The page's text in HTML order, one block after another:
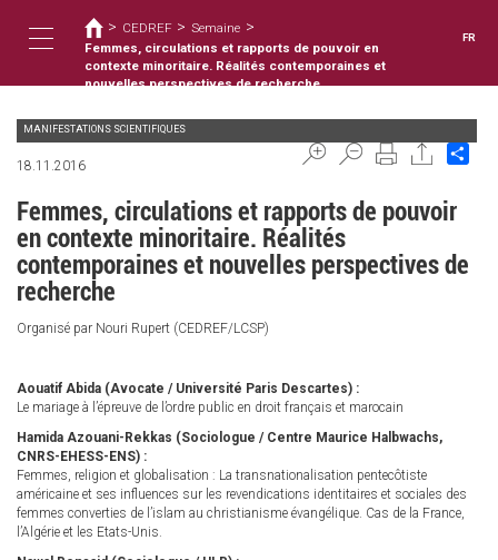
contenu
Toggle
navigation
Vous
êtes
ici
> CEDREF > Semaine >
Femmes, circulations et rapports de pouvoir en
contexte minoritaire. Réalités contemporaines et
nouvelles perspectives de recherche
FR
MANIFESTATIONS SCIENTIFIQUES
18.11.2016
Femmes, circulations et rapports de pouvoir
en contexte minoritaire. Réalités
contemporaines et nouvelles perspectives de
recherche
Organisé par Nouri Rupert (CEDREF/LCSP)
Aouatif Abida (Avocate / Université Paris Descartes) :
Le mariage à l’épreuve de l’ordre public en droit français et marocain
Hamida Azouani-Rekkas (Sociologue / Centre Maurice Halbwachs,
CNRS-EHESS-ENS) :
Femmes, religion et globalisation : La transnationalisation pentecôtiste
américaine et ses influences sur les revendications identitaires et sociales des
femmes converties de l’islam au christianisme évangélique. Cas de la France,
l’Algérie et les Etats-Unis.